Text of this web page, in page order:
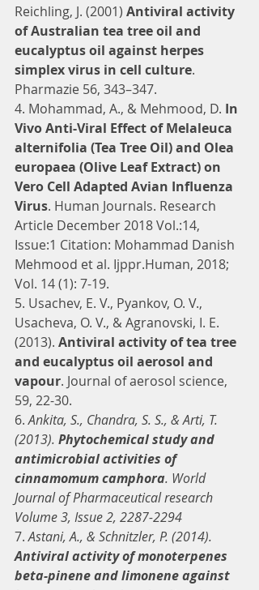
Reichling, J. (2001) Antiviral activity
of Australian tea tree oil and
eucalyptus oil against herpes
simplex virus in cell culture.
Pharmazie 56, 343–347.
4. Mohammad, A., & Mehmood, D. In
Vivo Anti-Viral Effect of Melaleuca
alternifolia (Tea Tree Oil) and Olea
europaea (Olive Leaf Extract) on
Vero Cell Adapted Avian Influenza
Virus. Human Journals. Research
Article December 2018 Vol.:14,
Issue:1 Citation: Mohammad Danish
Mehmood et al. Ijppr.Human, 2018;
Vol. 14 (1): 7-19.
5. Usachev, E. V., Pyankov, O. V.,
Usacheva, O. V., & Agranovski, I. E.
(2013). Antiviral activity of tea tree
and eucalyptus oil aerosol and
vapour. Journal of aerosol science,
59, 22-30.
6. Ankita, S., Chandra, S. S., & Arti, T.
(2013). Phytochemical study and
antimicrobial activities of
cinnamomum camphora. World
Journal of Pharmaceutical research
Volume 3, Issue 2, 2287-2294
7. Astani, A., & Schnitzler, P. (2014).
Antiviral activity of monoterpenes
beta-pinene and limonene against